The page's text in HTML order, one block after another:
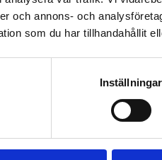
och annons- och
som du har tillhandahållit
Inställningar
är öppet må-on 10–19, to-